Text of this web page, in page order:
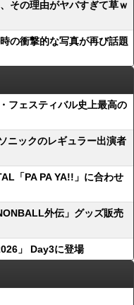
その理由がヤバすぎて草ｗ
の衝撃的な写真が再び話題
フェスティバル史上最高の
ニックのレギュラー出演者
「PA PA YA!!」に合わせ
外伝」グッズ販売
」 Day3に登場